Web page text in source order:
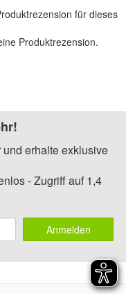
für dieses
Produktrezension.
erhalte exklusive
- Zugriff auf 1,4
Anmelden